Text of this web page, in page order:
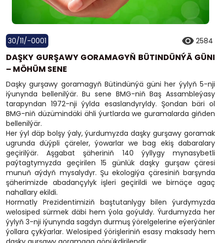
30/11/-0001 2584
DAŞKY GURŞAWY GORAMAGYŇ BÜTINDÜNÝÄ GÜNI
– MÖHÜM SENE
Daş­ky gur­şa­wy go­ra­ma­gyň Bü­tin­dün­ýä gü­ni her ýy­lyň 5-nji
iýu­nyn­da bel­le­nil­ýär. Bu sene BMG-niň Baş Assambleýasy
tarapyndan 1972-nji ýylda esaslandyryldy. Şondan bäri ol
BMG-niň düzümindäki ähli ýurtlarda we guramalarda giňden
bellenilýär.
Her ýyl däp bolşy ýaly, ýurdumyzda daşky gurşawy goramak
ugrunda düýpli çäreler, ýowarlar we bag ekiş dabaralary
geçirilýär. Aşgabat şäheriniň 140 ýyllygy mynasybetli
paýtagtymyzda geçirilen 15 günlük daşky gurşaw çäresi
munuň aýdyň mysalydyr. Şu ekologiýa çäresiniň barşynda
şäherimizde abadançylyk işleri geçirildi we birnäçe agaç
nahallary ekildi.
Hormatly Prezidentimiziň baştutanlygy bilen ýurdymyzda
welosiped sürmek däbi hem ýola goýuldy. Ýurdumyzda her
ýylyň 3-nji iýunynda sagdyn durmuş ýörelgelerine eýerýänler
ýollara çykýarlar. Welosiped ýörişleriniň esasy maksady hem